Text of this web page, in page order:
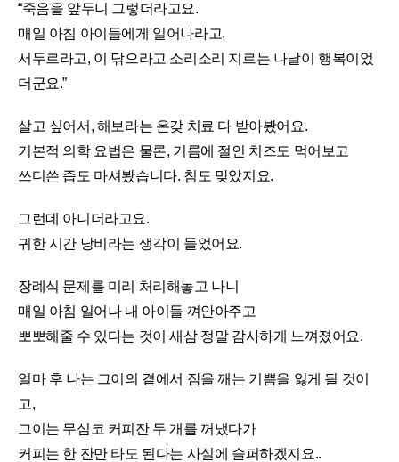
“죽음을 앞두니 그렇더라고요.
매일 아침 아이들에게 일어나라고,
서두르라고, 이 닦으라고 소리소리 지르는 나날이 행복이었
더군요.”
살고 싶어서, 해보라는 온갖 치료 다 받아봤어요.
기본적 의학 요법은 물론, 기름에 절인 치즈도 먹어보고
쓰디쓴 즙도 마셔봤습니다. 침도 맞았지요.
그런데 아니더라고요.
귀한 시간 낭비라는 생각이 들었어요.
장례식 문제를 미리 처리해놓고 나니
매일 아침 일어나 내 아이들 껴안아주고
뽀뽀해줄 수 있다는 것이 새삼 정말 감사하게 느껴졌어요.
얼마 후 나는 그이의 곁에서 잠을 깨는 기쁨을 잃게 될 것이
고,
그이는 무심코 커피잔 두 개를 꺼냈다가
커피는 한 잔만 타도 된다는 사실에 슬퍼하겠지요..